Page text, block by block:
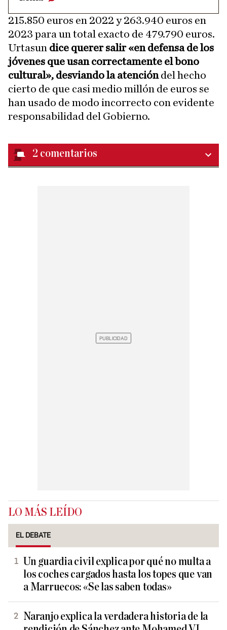
215.850 euros en 2022 y 263.940 euros en
2023 para un total exacto de 479.790 euros.
Urtasun dice querer salir «en defensa de los
jóvenes que usan correctamente el bono
cultural», desviando la atencióndel hecho
cierto de que casi medio millón de euros se
han usado de modo incorrecto con evidente
responsabilidad del Gobierno.
2 comentarios
LO MÁS LEÍDO
EL DEBATE
Un guardia civil explica por qué no multa a
los coches cargados hasta los topes que van
a Marruecos: «Se las saben todas»
Naranjo explica la verdadera historia de la